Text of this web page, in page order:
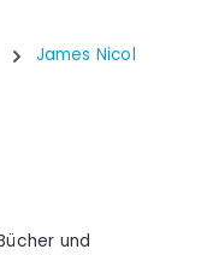
James Nicol
und